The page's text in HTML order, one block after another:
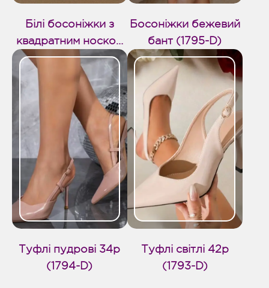
Білі босоніжки з
квадратним носком
(1796-D)
Босоніжки бежевий
бант (1795-D)
Туфлі пудрові 34р
(1794-D)
Туфлі світлі 42р
(1793-D)